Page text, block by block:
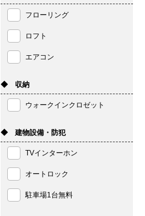
フローリング
ロフト
エアコン
◆ 収納
ウォークインクロゼット
◆ 建物設備・防犯
TVインターホン
オートロック
駐車場1台無料